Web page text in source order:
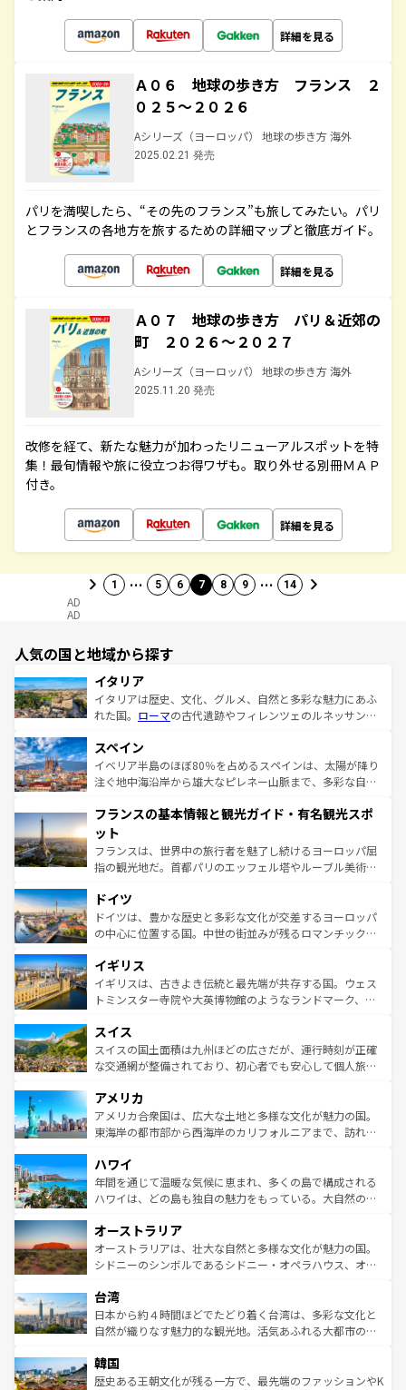
詳細を見る
Ａ０６ 地球の歩き方 フランス ２
０２５～２０２６
Aシリーズ（ヨーロッパ） 地球の歩き方 海外
2025.02.21 発売
パリを満喫したら、“その先のフランス”も旅してみたい。パリ
とフランスの各地方を旅するための詳細マップと徹底ガイド。
詳細を見る
Ａ０７ 地球の歩き方 パリ＆近郊の
町 ２０２６～２０２７
Aシリーズ（ヨーロッパ） 地球の歩き方 海外
2025.11.20 発売
改修を経て、新たな魅力が加わったリニューアルスポットを特
集！最旬情報や旅に役立つお得ワザも。取り外せる別冊ＭＡＰ
付き。
詳細を見る
1 … 5 6 7 8 9 … 14
AD
AD
人気の国と地域から探す
イタリア
イタリアは歴史、文化、グルメ、自然と多彩な魅力にあふ
れた国。 ローマの古代遺跡やフィレンツェのルネッサンス
ろん、トスカーナの美しい田園風景やアマルフィ海岸の絶
景など、自然景観も見逃せない。観光の合間には、本場の
ピザやパスタなど、絶品のイタリア料理を堪能することも
ませてくれるイタリアで、忘れられない旅をしてみよう！
なお、新着のイタリア情報は
しい。
スペイン
イベリア半島のほぼ80％を占めるスペインは、太陽が降り
注ぐ地中海沿岸から雄大なピレネー山脈まで、多彩な自然
文化が根付くこの国では、情熱的なフラメンコ、熱気あふ
れる闘牛、そして美味しいタパスが生活の一部となってい
る。首都マドリードの洗練された雰囲気や、バルセロナの
アートに溢れた街角から、地方では古代ローマ遺跡や中世
せる。地方によって風土や気候が異なるスペインはその個
性で訪れる人を魅了する。 なお、新着のスペイン情報は コ
ンテンツ一覧を参照してほしい。
フランスの基本情報と観光ガイド・有名観光スポ
ット
フランスは、世界中の旅行者を魅了し続けるヨーロッパ屈
指の観光地だ。首都パリのエッフェル塔やルーブル美術館
で、幅広い魅力が詰まっている。華麗な宮殿、歴史的な大
聖堂、美しいビーチ、そして豊かな自然が、訪れる者を心
から魅了する。また、フランスは美食の国としても知ら
いる。シャンパンの発祥地であるランス、プロヴァンスの
香り高いラベンダー畑など、多彩な楽しみ方が可能だ。さ
らに、パリ以外の地域にも魅力が溢れており、どの街角に
れる地方に足を運ぶとそれぞれで全く異なる文化を体験で
きるだろう。 なお、新着のフランス情報はコンテンツ一覧
を参照してほしい。
ドイツ
ドイツは、豊かな歴史と多彩な文化が交差するヨーロッパ
の中心に位置する国。中世の街並みが残るロマンチック街
顔を持つこの国は、どこを歩いても飽きることがない。ベ
ルリンの文化的活気、バイエルン州のアルプスの絶景、そ
してライン川沿いのワイン畑といった風景は必見。ビール
は、お酒好きな人にはぜひ体験してほしい。 なお、新着の
ドイツ情報はコンテンツ一覧を参照してほしい。
イギリス
イギリスは、古きよき伝統と最先端が共存する国。ウェス
トミンスター寺院や大英博物館のようなランドマーク、歴
リアごとに異なる魅力がある。また、優雅なアフタヌーン
ティー、ビール好きにはたまらない英国パブ、サッカー観
戦など、本場だからこそできる体験も豊富。イギリスを旅
ンツ一覧を参照してほしい。
スイス
スイスの国土面積は九州ほどの広さだが、運行時刻が正確
な交通網が整備されており、初心者でも安心して個人旅行
の建物がそのまま残る町や、スイスならではのユニークな
博物館もあり、アルプス観光だけでなく町歩きも満喫する
ことができる。国民の所得が高いため物価も高いが、旅行
ば市内交通費無料で観光を楽しむこともできる。 なお、新
着のスイス情報はコンテンツ一覧 を参照してほしい。
アメリカ
アメリカ合衆国は、広大な土地と多様な文化が魅力の国。
東海岸の都市部から西海岸のカリフォルニアまで、訪れる
のような巨大都市は、観光、ショッピング、エンターテイ
ンメントが詰まった刺激的なスポットだ。一方、アメリカ
西部には大自然が広がり、グランドキャニオンやイエロー
部のニューオーリンズでは、音楽と美食が融合した独特の
文化が魅力。旅行者はアメリカの各地域で異なる魅力を楽
しみながら、その多様性と豊かな歴史を感じることができ
ならではの贅沢な旅のスタイルだ。 なお、新着のアメリカ
情報はコンテンツ一覧を参照してほしい。
ハワイ
年間を通じて温暖な気候に恵まれ、多くの島で構成される
ハワイは、どの島も独自の魅力をもっている。大自然の神
ワイ島は見逃せない。また、定番の観光地といえばオアフ
島だが、静かな自然を求めるならマウイ島やカウアイ島が
おすすめ。エメラルドグリーンに輝く海をはじめ、豊かな
れるおもてなしの心で訪れる人々を迎えてくれるハワイの
人々、おいしいローカルフードやハワイアンミュージッ
ク、伝統的なフラダンスなど、すべてがハワイの魅力を彩
ワイを、存分に味わってほしい。 なお、新着のハワイ情報
はコンテンツ一覧を参照してほしい。
オーストラリア
オーストラリアは、壮大な自然と多様な文化が魅力の国。
シドニーのシンボルであるシドニー・オペラハウス、オー
リアリーフや大陸中央部にそびえるウルル（エアーズロッ
ク）、タスマニアの美しい原生林やケアンズの熱帯雨林な
ど、見どころがたくさん。また、カフェやワイン、オージ
いる。アクティビティも充実しており、サーフィンやダイ
ビング、ハイキングなど、アウトドア好きにはたまらな
台湾
日本から約４時間ほどでたどり着く台湾は、多彩な文化と
自然が織りなす魅力的な観光地。活気あふれる大都市の台
ン）、静ひつな山岳地帯である台湾東部など、都市の喧騒
と山間の静けさが共存しており、訪れる人に新しい発見と
韓国
歴史ある王朝文化が残る一方で、最先端のファッションやK